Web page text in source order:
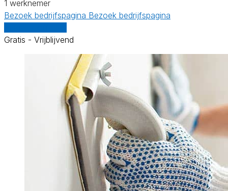
1 werknemer
Bezoek bedrijfspagina Bezoek bedrijfspagina
Gratis - Vrijblijvend